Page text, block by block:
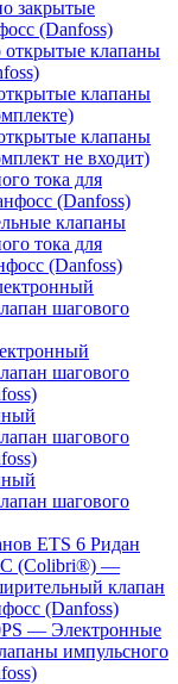
закрытые
(Danfoss)
клапаны
клапаны
клапаны
не входит)
тока для
(Danfoss)
клапаны
тока для
(Danfoss)
шагового
шагового
шагового
шагового
ETS 6 Ридан
(Colibri®) —
клапан
(Danfoss)
— Электронные
импульсного